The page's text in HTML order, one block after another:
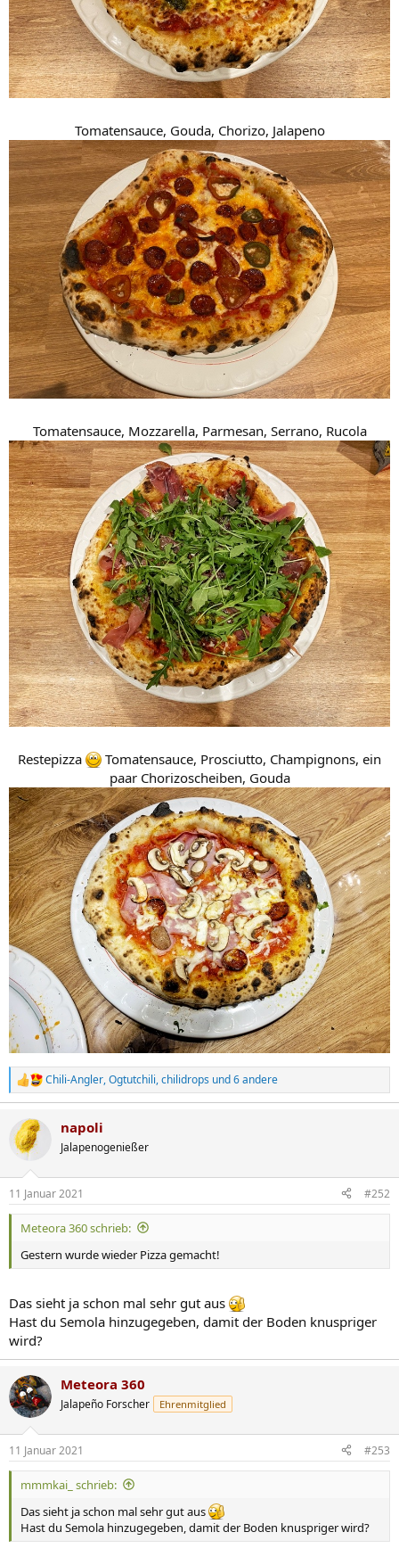
Tomatensauce, Gouda, Chorizo, Jalapeno
Tomatensauce, Mozzarella, Parmesan, Serrano, Rucola
Restepizza
Tomatensauce, Prosciutto, Champignons, ein
paar Chorizoscheiben, Gouda
R
e
k
t
i
e
n
Chili-Angler,Ogtutchili,chilidrops und 6 andere
napoli
Jalapenogenießer
11 Januar 2021 #252
Meteora 360 schrieb:
Gestern wurde wieder Pizza gemacht!
Das sieht ja schon mal sehr gut aus
Hast du Semola hinzugegeben, damit der Boden knuspriger
wird?
Meteora 360
Jalapeño Forscher Ehrenmitglied
11 Januar 2021 #253
mmmkai_ schrieb:
Das sieht ja schon mal sehr gut aus
Hast du Semola hinzugegeben, damit der Boden knuspriger wird?